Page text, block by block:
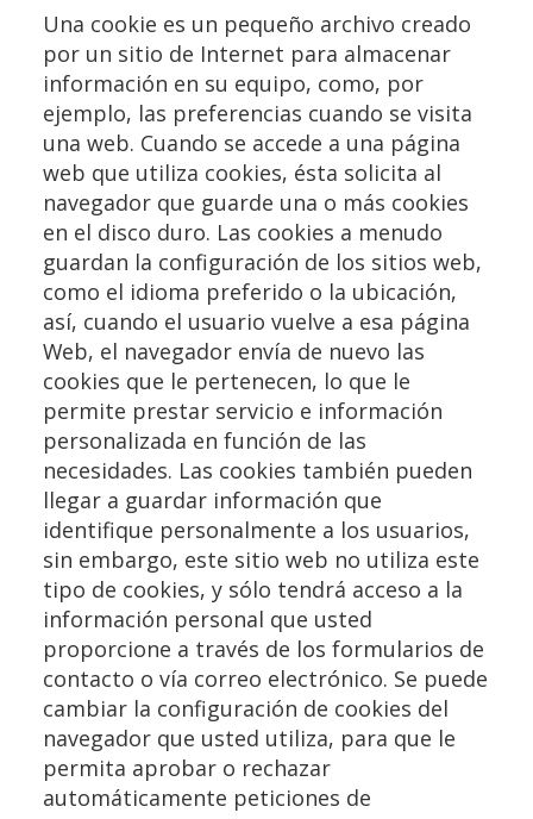
Una cookie es un pequeño archivo creado
por un sitio de Internet para almacenar
información en su equipo, como, por
ejemplo, las preferencias cuando se visita
una web. Cuando se accede a una página
web que utiliza cookies, ésta solicita al
navegador que guarde una o más cookies
en el disco duro. Las cookies a menudo
guardan la configuración de los sitios web,
como el idioma preferido o la ubicación,
así, cuando el usuario vuelve a esa página
Web, el navegador envía de nuevo las
cookies que le pertenecen, lo que le
permite prestar servicio e información
personalizada en función de las
necesidades. Las cookies también pueden
llegar a guardar información que
identifique personalmente a los usuarios,
sin embargo, este sitio web no utiliza este
tipo de cookies, y sólo tendrá acceso a la
información personal que usted
proporcione a través de los formularios de
contacto o vía correo electrónico. Se puede
cambiar la configuración de cookies del
navegador que usted utiliza, para que le
permita aprobar o rechazar
automáticamente peticiones de